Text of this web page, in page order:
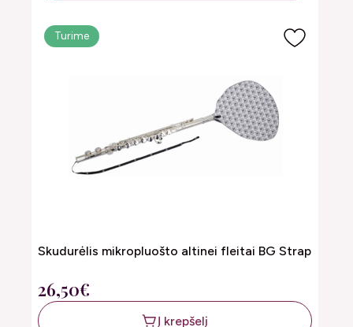
Turime
Skudurėlis mikropluošto altinei fleitai BG Strap
26,50€
Į krepšelį